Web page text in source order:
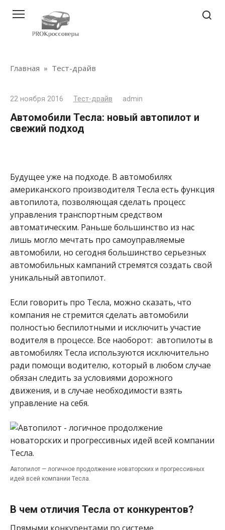
контенту
Главная » Тест-драйв
22 ноября 2016 Тест-драйв admin
Автомобили Тесла: новый автопилот и
свежий подход
Будущее уже на подходе. В автомобилях
американского производителя Тесла есть функция
автопилота, позволяющая сделать процесс
управления транспортным средством
автоматическим. Раньше большинство из нас
лишь могло мечтать про самоуправляемые
автомобили, но сегодня большинство серьезных
автомобильных кампаний стремятся создать свой
уникальный автопилот.
Если говорить про Тесла, можно сказать, что
компания не стремится сделать автомобили
полностью беспилотными и исключить участие
водителя в процессе. Все наоборот: автопилоты в
автомобилях Тесла используются исключительно
ради помощи водителю, который в любом случае
обязан следить за условиями дорожного
движения, и в случае необходимости взять
управление на себя.
Автопилот — логичное продолжение новаторских и прогрессивных
идей всей компании Тесла.
В чем отличия Тесла от конкурентов?
Прямыми конкурентами по системе